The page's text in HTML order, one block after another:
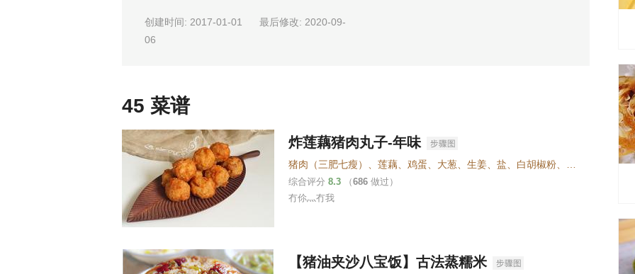
创建时间: 2017-01-01 最后修改: 2020-09-
06
45 菜谱
炸莲藕猪肉丸子-年味
综合评分 8.3 （686 做过）
冇伱灬冇我
【猪油夹沙八宝饭】古法蒸糯米